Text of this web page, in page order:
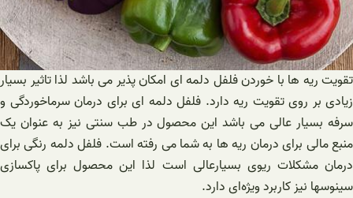
تقویت ریه ها با خوردن فلفل دلمه ای امکان پذیر می باشد لذا تاثیر بسیار
زیادی بر روی تقویت ریه دارد. فلفل دلمه ای برای درمان سرماخوردگی و
سرفه بسیار عالی می باشد این محصول در طب سنتی نیز به عنوان یک
منبع مالی برای درمان ریه ها به شما می رفته است. فلفل دلمه رنگی برای
درمان مشکلات ریوی بسیارعالی است لذا این محصول برای پاکسازی
سینوسها نیز کاربرد ویژه‌ای دارد.